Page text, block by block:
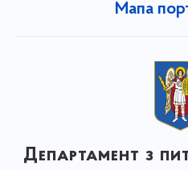
Мапа
Департамент з